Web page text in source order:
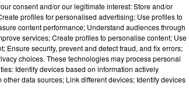
consent and/or our legitimate interest: Store and/or
profiles for personalised advertising; Use profiles to
content performance; Understand audiences through
services; Create profiles to personalise content; Use
Ensure security, prevent and detect fraud, and fix errors;
choices. These technologies may process personal
Identify devices based on information actively
data sources; Link different devices; Identify devices